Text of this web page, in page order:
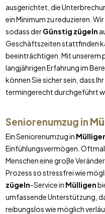
ausgerichtet, die
ein Minimum zu reduzieren.
sodass derGünstig zügeln
Geschäftszeiten stattfinden
beeinträchtigen. Mit unserem
langjährigen Erfahrung im
können Sie sicher sein, dass Ihr
termingerecht durchgeführt
Seniorenumzug in
Ein Seniorenumzug in
Einfühlungsvermögen.
Menschen eine große
Prozess so stressfrei wie
zügeln-Service in Mülligen
umfassende Unterstützung,
reibungslos wie möglich